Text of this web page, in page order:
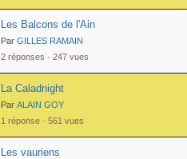
Les Balcons de l'Ain
Par GILLES RAMAIN
2 réponses · 247 vues
La Caladnight
Par ALAIN GOY
1 réponse · 561 vues
Les vauriens